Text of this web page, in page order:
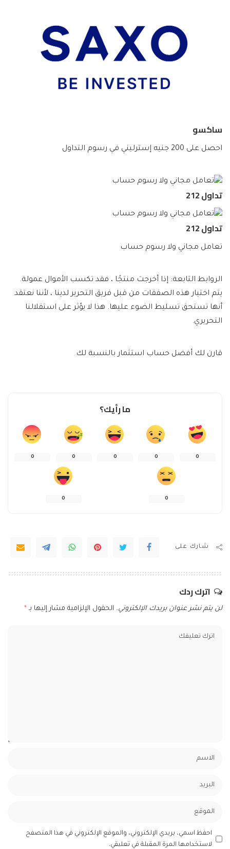
ساكسو
احصل على 200 جنيه إسترليني في رسوم التداول
تداول 212
تداول 212
تعامل مجاني ولا رسوم حساب
الروابط التابعة: إذا أخرجت منتجًا ، فقد تكسب الأموال عمولة.
يتم اختيار هذه الصفقات من قبل فريق التحرير لدينا ، لأننا نعتقد
أنها تستحق تسليط الضوء عليها. هذا لا يؤثر على استقلالنا
التحريري.
قارن لك أفضل حساب استثمار بالنسبة لك
ما رأيك؟
0
0
0
0
0
0
0
شارك على
اترك ردك
لن يتم نشر عنوان بريدك الإلكتروني. الحقول الإلزامية مشار إليها بـ *
احفظ اسمي، بريدي الإلكتروني، والموقع الإلكتروني في هذا المتصفح
لاستخدامها المرة المقبلة في تعليقي.